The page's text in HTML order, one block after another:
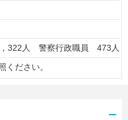
322人 警察行政職員 473人
ください。